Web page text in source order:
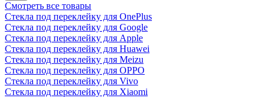
Смотреть все товары
Стекла под переклейку для OnePlus
Стекла под переклейку для Google
Стекла под переклейку для Apple
Стекла под переклейку для Huawei
Стекла под переклейку для Meizu
Стекла под переклейку для OPPO
Стекла под переклейку для Vivo
Стекла под переклейку для Xiaomi